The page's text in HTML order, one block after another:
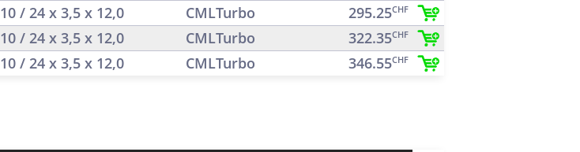
10 / 24 x 3,5 x 12,0 CMLTurbo 295.25CHF
10 / 24 x 3,5 x 12,0 CMLTurbo 322.35CHF
10 / 24 x 3,5 x 12,0 CMLTurbo 346.55CHF